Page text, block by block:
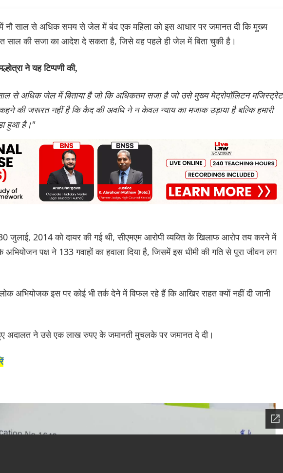
नौ साल से अधिक समय से जेल में बंद एक महिला को इस आधार पर जमानत दी कि मुख्य
साल की सजा का आदेश दे सकता है, जिसे वह पहले ही जेल में बिता चुकी है।
​​ने यह टिप्पणी की,
से अधिक जेल में बिताया है जो कि अधिकतम सजा है जो उसे मुख्य मेट्रोपॉलिटन मजिस्ट्रेट
कहने की जरूरत नहीं है कि कैद की अवधि ने न केवल न्याय का मजाक उड़ाया है बल्कि हमारी
हुआ है।"
जुलाई, 2014 को दायर की गई थी, सीएमएम आरोपी व्यक्ति के खिलाफ आरोप तय करने में
पक्ष ने 133 गवाहों का हवाला दिया है, जिसमें इस धीमी की गति से पूरा जीवन लग
अभियोजक इस पर कोई भी तर्क देने में विफल रहे हैं कि आखिर राहत क्यों नहीं दी जानी
अदालत ने उसे एक लाख रुपए के जमानती मुचलके पर जमानत दे दी।